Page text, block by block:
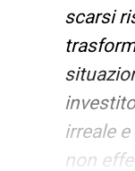
scarsi
irreale
non